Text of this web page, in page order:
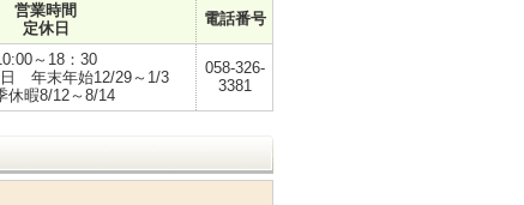
営業時間
定休日
電話番号
～18：30
年末年始12/29～1/3
休暇8/12～8/14
058-326-
3381